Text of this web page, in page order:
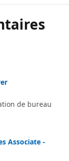
de bureau
Associate -